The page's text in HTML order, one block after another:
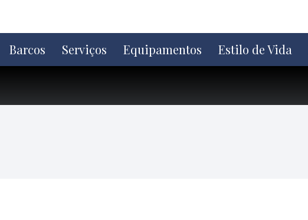
o
conteúdo
Barcos Serviços Equipamentos Estilo de Vida